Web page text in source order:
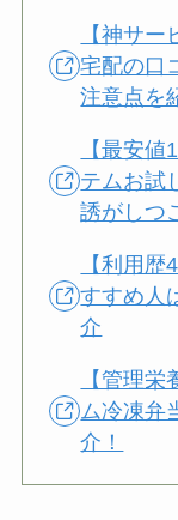
【神サ
宅配の口
注意点を
【最安
テムお試
誘がしつ
【利用
すすめ人
介
【管理
ム冷凍弁
介！